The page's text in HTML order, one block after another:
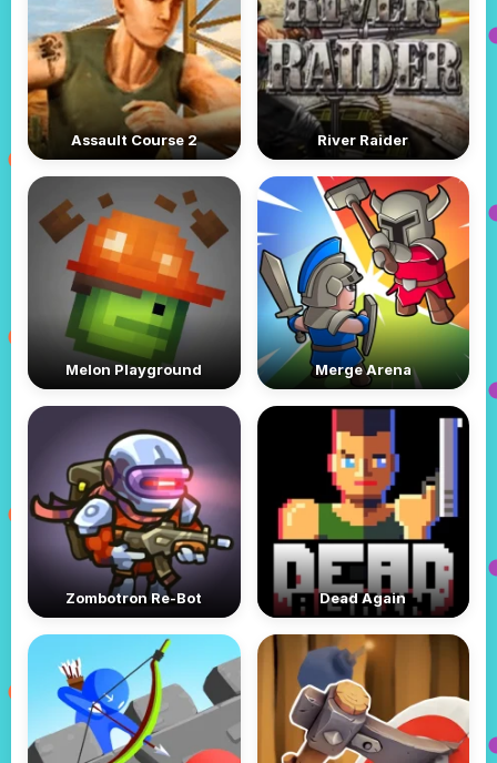
Assault Course 2 River Raider
Melon Playground Merge Arena
Zombotron Re-Bot Dead Again